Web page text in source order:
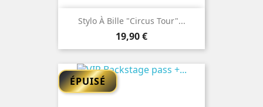
Stylo À Bille "Circus Tour"...
Prix
19,90 €
ÉPUISÉ